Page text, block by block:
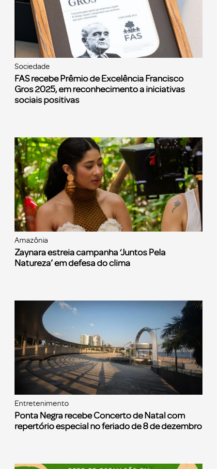
Sociedade
FAS recebe Prêmio de Excelência Francisco
Gros 2025, em reconhecimento a iniciativas
sociais positivas
Amazônia
Zaynara estreia campanha ‘Juntos Pela
Natureza’ em defesa do clima
Entretenimento
Ponta Negra recebe Concerto de Natal com
repertório especial no feriado de 8 de dezembro